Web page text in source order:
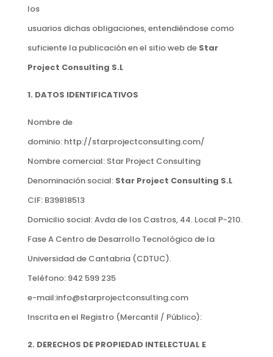
los
usuarios dichas obligaciones, entendiéndose como
suficiente la publicación en el sitio web de Star
Project Consulting S.L
1. DATOS IDENTIFICATIVOS
Nombre de
dominio: http://starprojectconsulting.com/
Nombre comercial: Star Project Consulting
Denominación social: Star Project Consulting S.L
CIF: B39818513
Domicilio social:Avda de los Castros, 44. Local P-210.
Fase A Centro de Desarrollo Tecnológico de la
Universidad de Cantabria (CDTUC).
Teléfono: 942 599 235
e-mail:info@starprojectconsulting.com
Inscrita en el Registro (Mercantil / Público):
2. DERECHOS DE PROPIEDAD INTELECTUAL E